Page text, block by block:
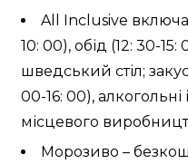
All Inclusive
10: 00), обід (12: 30-
шведський стіл;
00-16: 00), алкогольні
місцевого
Морозиво –